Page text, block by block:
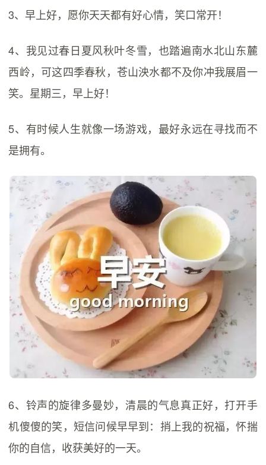
3、早上好，愿你天天都有好心情，笑口常开！
4、我见过春日夏风秋叶冬雪，也踏遍南水北山东麓
西岭，可这四季春秋，苍山泱水都不及你冲我展眉一
笑。星期三，早上好！
5、有时候人生就像一场游戏，最好永远在寻找而不
是拥有。
6、铃声的旋律多曼妙，清晨的气息真正好，打开手
机傻傻的笑，短信问候早早到：捎上我的祝福，怀揣
你的自信，收获美好的一天。